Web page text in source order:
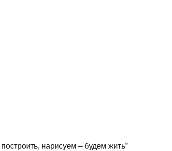
нарисуем – будем жить”